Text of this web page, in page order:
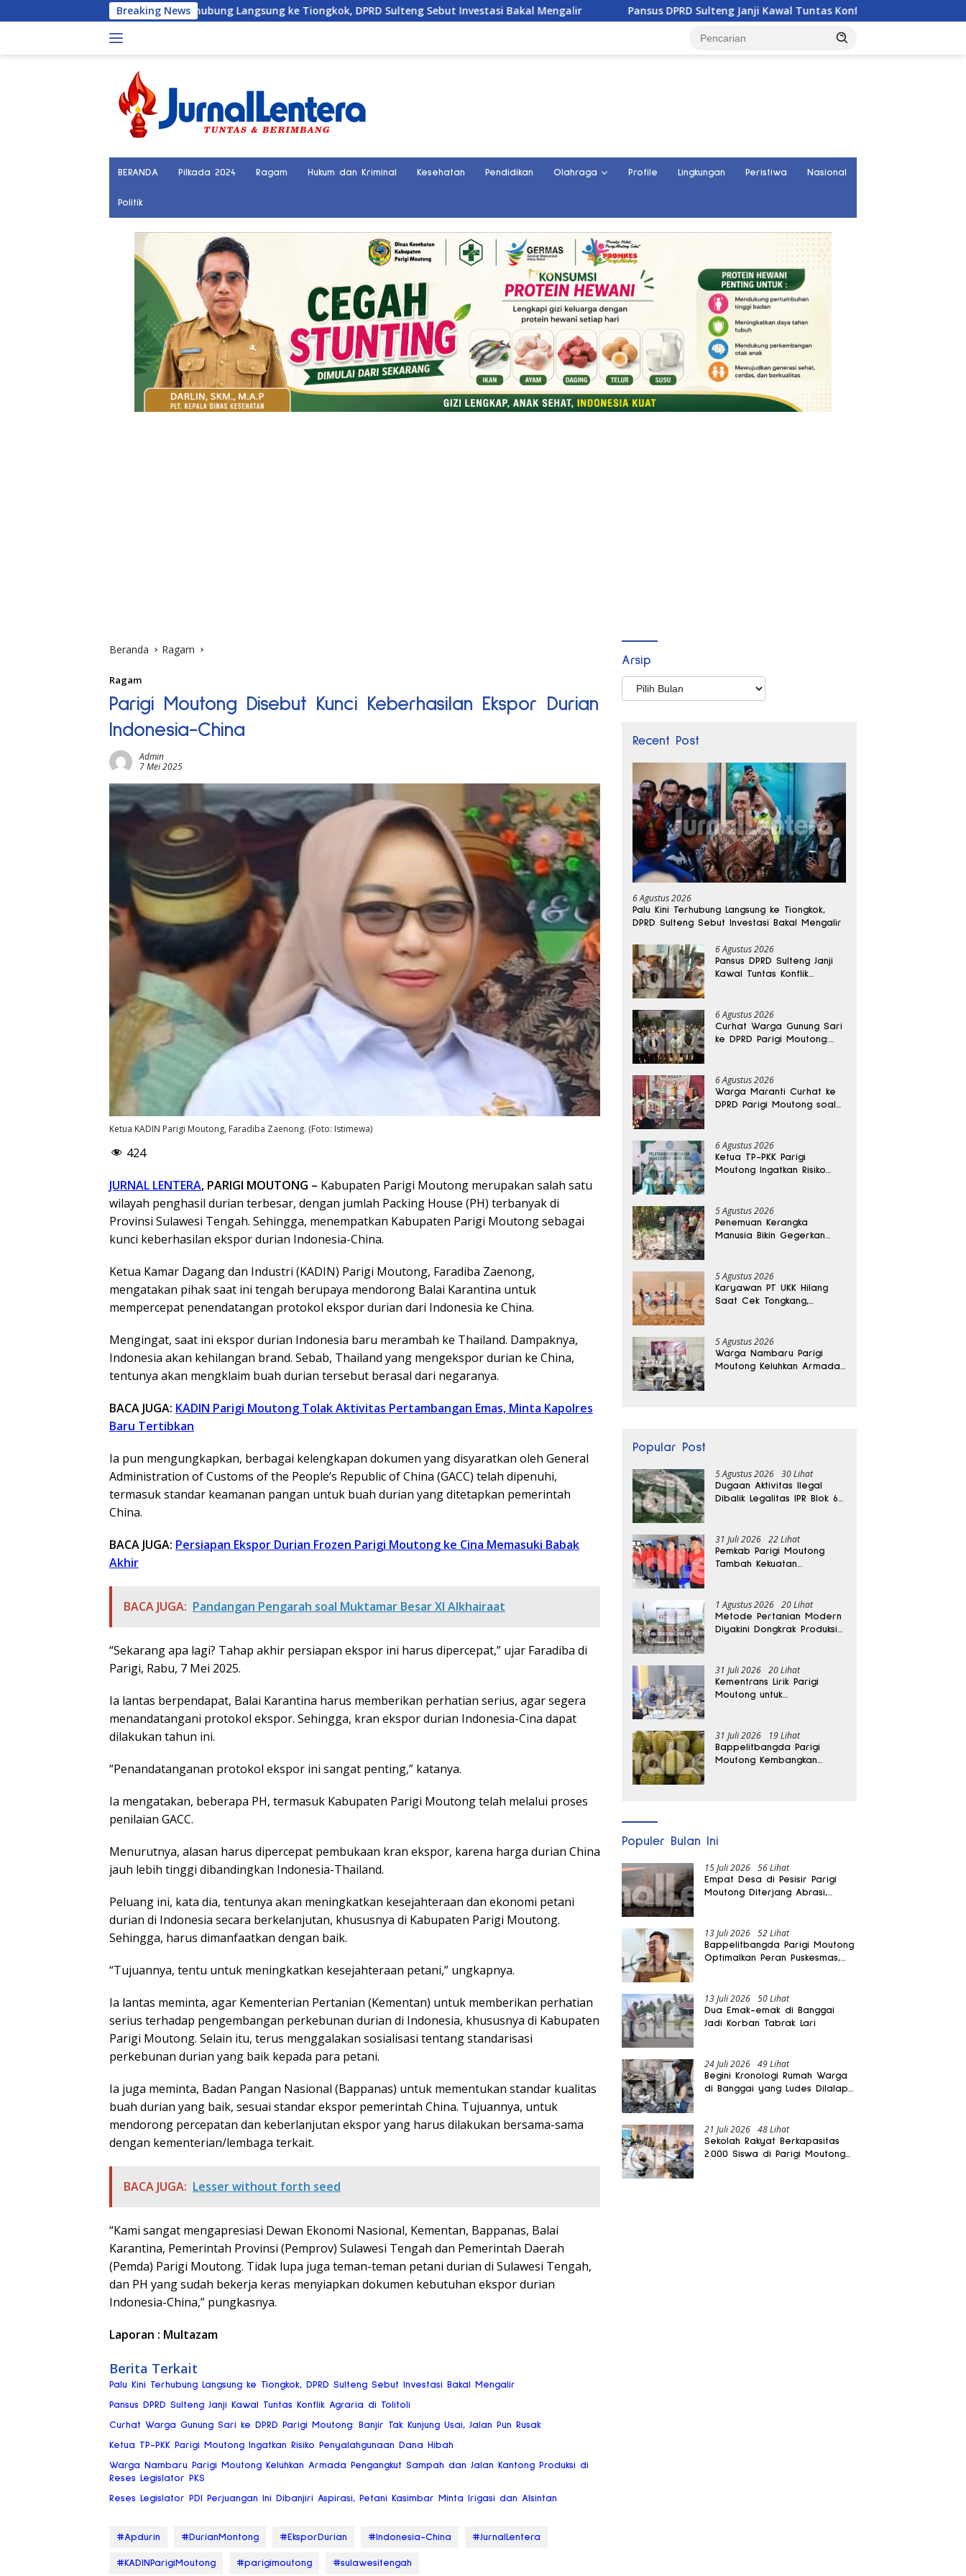
ke
Breaking News
Palu Kini Terhubung Langsung ke Tiongkok, DPRD Sulteng Sebut Investasi Bakal Mengalir Pansus DPRD Sulteng Janji Kawal Tuntas Konflik Agraria di Tolitoli
BERANDA Pilkada 2024 Ragam Hukum dan Kriminal Kesehatan Pendidikan Olahraga Profile Lingkungan Peristiwa Nasional
Politik
Beranda Ragam
Ragam
Parigi Moutong Disebut Kunci Keberhasilan Ekspor Durian
Indonesia-China
Admin
7 Mei 2025
Ketua KADIN Parigi Moutong, Faradiba Zaenong. (Foto: Istimewa)
424
JURNAL LENTERA, PARIGI MOUTONG – Kabupaten Parigi Moutong merupakan salah satu
wilayah penghasil durian terbesar, dengan jumlah Packing House (PH) terbanyak di
Provinsi Sulawesi Tengah. Sehingga, menempatkan Kabupaten Parigi Moutong sebagai
kunci keberhasilan ekspor durian Indonesia-China.
Ketua Kamar Dagang dan Industri (KADIN) Parigi Moutong, Faradiba Zaenong,
mengatakan pihak saat ini tengah berupaya mendorong Balai Karantina untuk
mempercepat penendatangan protokol ekspor durian dari Indonesia ke China.
Mengingat, saat ini ekspor durian Indonesia baru merambah ke Thailand. Dampaknya,
Indonesia akan kehilangan brand. Sebab, Thailand yang mengekspor durian ke China,
tentunya akan mengklaim buah durian tersebut berasal dari negaranya.
BACA JUGA: KADIN Parigi Moutong Tolak Aktivitas Pertambangan Emas, Minta Kapolres
Baru Tertibkan
Ia pun mengungkapkan, berbagai kelengkapan dokumen yang disyaratkan oleh General
Administration of Customs of the People’s Republic of China (GACC) telah dipenuhi,
termasuk standar keamanan pangan untuk buah durian yang ditetapkan pemerintah
China.
BACA JUGA: Persiapan Ekspor Durian Frozen Parigi Moutong ke Cina Memasuki Babak
Akhir
BACA JUGA: Pandangan Pengarah soal Muktamar Besar XI Alkhairaat
“Sekarang apa lagi? Tahap akhir persiapan ekspor ini harus dipercepat,” ujar Faradiba di
Parigi, Rabu, 7 Mei 2025.
Ia lantas berpendapat, Balai Karantina harus memberikan perhatian serius, agar segera
menandatangani protokol ekspor. Sehingga, kran ekspor durian Indonesia-Cina dapat
dilakukan tahun ini.
“Penandatanganan protokol ekspor ini sangat penting,” katanya.
Ia mengatakan, beberapa PH, termasuk Kabupaten Parigi Moutong telah melalui proses
penilaian GACC.
Menurutnya, alasan harus dipercepat pembukaan kran ekspor, karena harga durian China
jauh lebih tinggi dibandingkan Indonesia-Thailand.
Peluang ini, kata dia, tentunya akan meningkatkan kesejahteraan dan ekonomi petani
durian di Indonesia secara berkelanjutan, khususnya di Kabupaten Parigi Moutong.
Sehingga, harus dimanfaatkan dengan baik.
“Tujuannya, tentu untuk meningkatkan kesejahteraan petani,” ungkapnya.
Ia lantas meminta, agar Kementerian Pertanian (Kementan) untuk memberikan perhatian
serius terhadap pengembangan perkebunan durian di Indonesia, khususnya di Kabupaten
Parigi Moutong. Selain itu, terus menggalakan sosialisasi tentang standarisasi
perkebunan durian yang baik kepada para petani.
Ia juga meminta, Badan Pangan Nasional (Bappanas) untuk mementukan standar kualitas
buah durian yang baik, sesuai standar ekspor pemerintah China. Tujuannya, untuk
mendorong percepatan dan keberlanjutan ekspor yang harus dilakukan bersama-sama
dengan kementerian/lembaga terkait.
BACA JUGA: Lesser without forth seed
“Kami sangat mengapresiasi Dewan Ekonomi Nasional, Kementan, Bappanas, Balai
Karantina, Pemerintah Provinsi (Pemprov) Sulawesi Tengah dan Pemerintah Daerah
(Pemda) Parigi Moutong. Tidak lupa juga teman-teman petani durian di Sulawesi Tengah,
dan PH yang sudah bekerja keras menyiapkan dokumen kebutuhan ekspor durian
Indonesia-China,” pungkasnya.
Laporan : Multazam
Berita Terkait
Palu Kini Terhubung Langsung ke Tiongkok, DPRD Sulteng Sebut Investasi Bakal Mengalir
Pansus DPRD Sulteng Janji Kawal Tuntas Konflik Agraria di Tolitoli
Curhat Warga Gunung Sari ke DPRD Parigi Moutong: Banjir Tak Kunjung Usai, Jalan Pun Rusak
Ketua TP-PKK Parigi Moutong Ingatkan Risiko Penyalahgunaan Dana Hibah
Warga Nambaru Parigi Moutong Keluhkan Armada Pengangkut Sampah dan Jalan Kantong Produksi di
Reses Legislator PKS
Reses Legislator PDI Perjuangan Ini Dibanjiri Aspirasi, Petani Kasimbar Minta Irigasi dan Alsintan
#Apdurin #DurianMontong #EksporDurian #Indonesia-China #JurnalLentera
#KADINParigiMoutong #parigimoutong #sulawesitengah
Arsip
Arsip
Recent Post
6 Agustus 2026
Palu Kini Terhubung Langsung ke Tiongkok,
DPRD Sulteng Sebut Investasi Bakal Mengalir
6 Agustus 2026
Pansus DPRD Sulteng Janji
Kawal Tuntas Konflik
6 Agustus 2026
Curhat Warga Gunung Sari
ke DPRD Parigi Moutong:
6 Agustus 2026
Warga Maranti Curhat ke
DPRD Parigi Moutong soal
Bersalin
6 Agustus 2026
Ketua TP-PKK Parigi
Moutong Ingatkan Risiko
5 Agustus 2026
Penemuan Kerangka
Manusia Bikin Gegerkan
5 Agustus 2026
Karyawan PT UKK Hilang
Saat Cek Tongkang,
5 Agustus 2026
Warga Nambaru Parigi
Moutong Keluhkan Armada
Popular Post
5 Agustus 2026 30 Lihat
Dugaan Aktivitas Ilegal
Dibalik Legalitas IPR Blok 6
31 Juli 2026 22 Lihat
Pemkab Parigi Moutong
Tambah Kekuatan
1 Agustus 2026 20 Lihat
Metode Pertanian Modern
Diyakini Dongkrak Produksi
31 Juli 2026 20 Lihat
Kementrans Lirik Parigi
Moutong untuk
31 Juli 2026 19 Lihat
Bappelitbangda Parigi
Moutong Kembangkan
Populer Bulan Ini
15 Juli 2026 56 Lihat
Empat Desa di Pesisir Parigi
Moutong Diterjang Abrasi,
13 Juli 2026 52 Lihat
Bappelitbangda Parigi Moutong
Optimalkan Peran Puskesmas,
13 Juli 2026 50 Lihat
Dua Emak-emak di Banggai
Jadi Korban Tabrak Lari
24 Juli 2026 49 Lihat
Begini Kronologi Rumah Warga
di Banggai yang Ludes Dilalap
21 Juli 2026 48 Lihat
Sekolah Rakyat Berkapasitas
2.000 Siswa di Parigi Moutong